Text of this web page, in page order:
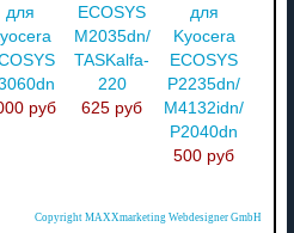
для
руб
ECOSYS
M2035dn/
TASKalfa-
220
625 руб
для
Kyocera
ECOSYS
P2235dn/
M4132idn/
P2040dn
500 руб
Copyright MAXXmarketing Webdesigner GmbH